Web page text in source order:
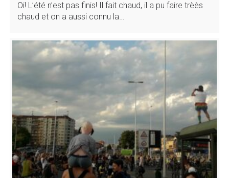
Oi! L’été n’est pas finis! Il fait chaud, il a pu faire trèès
chaud et on a aussi connu la…